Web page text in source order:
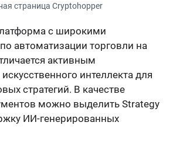
страница Cryptohopper
с широкими
автоматизации торговли на
активным
интеллекта для
стратегий. В качестве
можно выделить Strategy
ИИ-генерированных